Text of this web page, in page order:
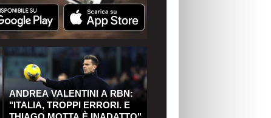
ANDREA VALENTINI A RBN:
"ITALIA, TROPPI ERRORI. E